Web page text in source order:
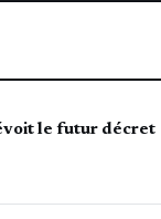
le futur décret